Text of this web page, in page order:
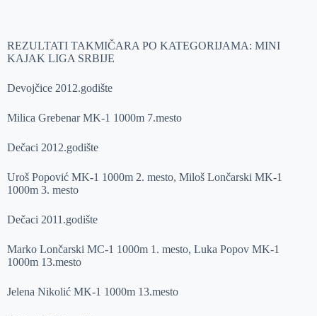
REZULTATI TAKMIČARA PO KATEGORIJAMA: MINI
KAJAK LIGA SRBIJE
Devojčice 2012.godište
Milica Grebenar MK-1 1000m 7.mesto
Dečaci 2012.godište
Uroš Popović MK-1 1000m 2. mesto, Miloš Lončarski MK-1
1000m 3. mesto
Dečaci 2011.godište
Marko Lončarski MC-1 1000m 1. mesto, Luka Popov MK-1
1000m 13.mesto
Jelena Nikolić MK-1 1000m 13.mesto